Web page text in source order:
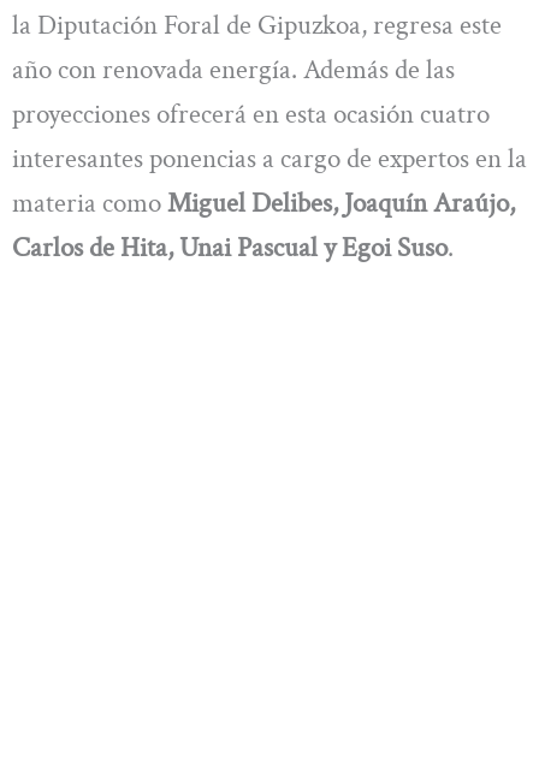
la Diputación Foral de Gipuzkoa, regresa este
año con renovada energía. Además de las
proyecciones ofrecerá en esta ocasión cuatro
interesantes ponencias a cargo de expertos en la
materia comoMiguel Delibes, Joaquín Araújo,
Carlos de Hita, Unai Pascual y Egoi Suso.